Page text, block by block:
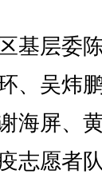
层委陈
、吴炜
海屏、
志愿者队